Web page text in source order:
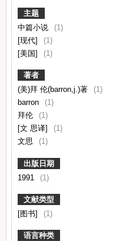
主题
中篇小说
(1)
[现代]
(1)
[美国]
(1)
著者
(美)拜 伦(barron,j.)著
(1)
barron
(1)
拜伦
(1)
[文 思译]
(1)
文思
(1)
出版日期
1991
(1)
文献类型
[图书]
(1)
语言种类